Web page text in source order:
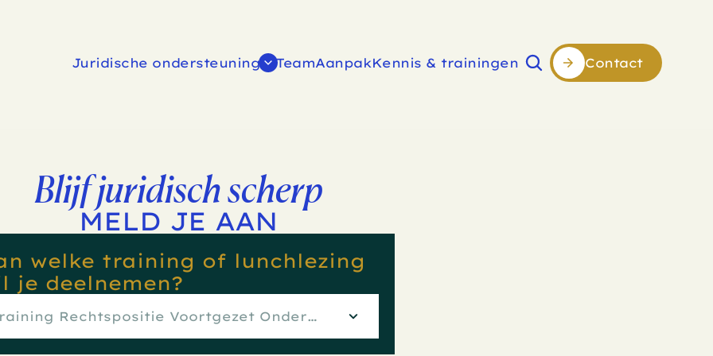
Juridische ondersteuning TeamAanpakKennis & trainingen Contact
Blijf juridisch scherp
MELD JE AAN
welke training of lunchlezing
je deelnemen?